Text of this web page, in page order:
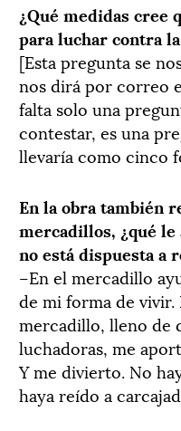
¿Qué medidas cree
para luchar contra
[Esta pregunta se
nos dirá por correo
falta solo una
contestar, es una
llevaría como cinco
En la obra también
mercadillos, ¿qué
no está dispuesta a
–En el mercadillo
de mi forma de vivir.
mercadillo, lleno de
luchadoras, me
Y me divierto. No
haya reído a